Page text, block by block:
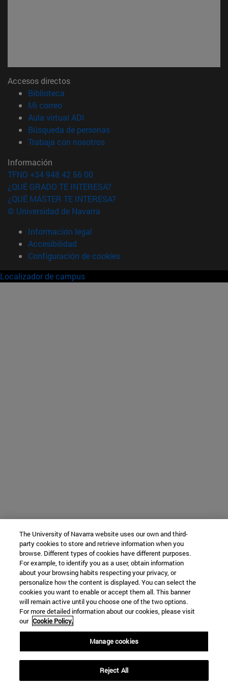
Accesos directos
Biblioteca
Mi correo(abre en nueva ventana)
Aula virtual ADI
Búsqueda de personas(abre en nueva ventana)
Trabaja con nosotros(abre en nueva ventana)
Información
TFNO +34 948 42 56 00
¿QUÉ GRADO TE INTERESA?
¿QUÉ MÁSTER TE INTERESA?
© Universidad de Navarra
Información legal
Accesibilidad
Configuración de cookies
Localizador de campus
The University of Navarra website uses our own and third-
party cookies to store and retrieve information when you
browse. Different types of cookies have different purposes.
For example, to identify you as a user, obtain information
about your browsing habits respecting your privacy, or
personalize how the content is displayed. You can select the
cookies you want to enable or accept them all. This banner
will remain active until you choose one of the two options.
For more detailed information about our cookies, please visit
our Cookie Policy.
Manage cookies
Reject All